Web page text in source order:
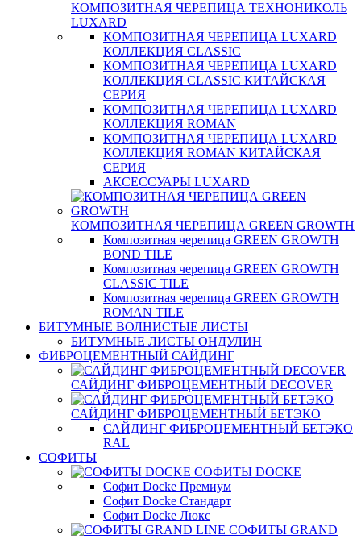
КОМПОЗИТНАЯ ЧЕРЕПИЦА ТЕХНОНИКОЛЬ
LUXARD
КОМПОЗИТНАЯ ЧЕРЕПИЦА LUXARD
КОЛЛЕКЦИЯ CLASSIC
КОМПОЗИТНАЯ ЧЕРЕПИЦА LUXARD
КОЛЛЕКЦИЯ CLASSIC КИТАЙСКАЯ
СЕРИЯ
КОМПОЗИТНАЯ ЧЕРЕПИЦА LUXARD
КОЛЛЕКЦИЯ ROMAN
КОМПОЗИТНАЯ ЧЕРЕПИЦА LUXARD
КОЛЛЕКЦИЯ ROMAN КИТАЙСКАЯ
СЕРИЯ
АКСЕССУАРЫ LUXARD
КОМПОЗИТНАЯ ЧЕРЕПИЦА GREEN GROWTH
Композитная черепица GREEN GROWTH
BOND TILE
Композитная черепица GREEN GROWTH
CLASSIC TILE
Композитная черепица GREEN GROWTH
ROMAN TILE
БИТУМНЫЕ ВОЛНИСТЫЕ ЛИСТЫ
БИТУМНЫЕ ЛИСТЫ ОНДУЛИН
ФИБРОЦЕМЕНТНЫЙ САЙДИНГ
САЙДИНГ ФИБРОЦЕМЕНТНЫЙ DECOVER
САЙДИНГ ФИБРОЦЕМЕНТНЫЙ БЕТЭКО
САЙДИНГ ФИБРОЦЕМЕНТНЫЙ БЕТЭКО
RAL
СОФИТЫ
СОФИТЫ DOCKE
Софит Docke Премиум
Софит Docke Стандарт
Софит Docke Люкс
СОФИТЫ GRAND